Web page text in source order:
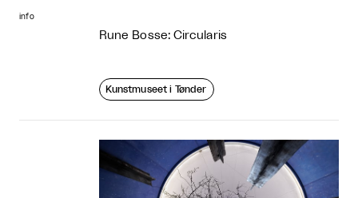
info
Rune Bosse: Circularis
Kunstmuseet i Tønder